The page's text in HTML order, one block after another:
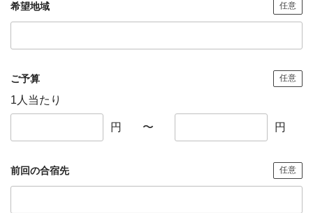
希望地域 任意
ご予算 任意
1人当たり
円 〜 円
前回の合宿先 任意